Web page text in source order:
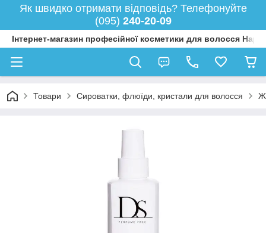
Як швидко отримати відповідь? Телефонуйте
(095) 240-20-09
Інтернет-магазин професійної косметики для волосся
Товари Сироватки, флюїди, кристали для волосся